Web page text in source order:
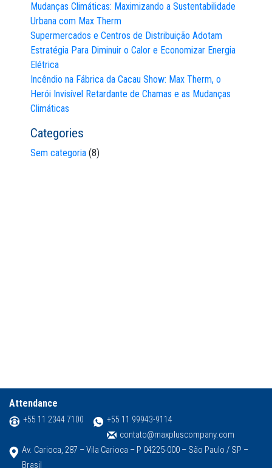
Mudanças Climáticas: Maximizando a Sustentabilidade
Urbana com Max Therm
Supermercados e Centros de Distribuição Adotam
Estratégia Para Diminuir o Calor e Economizar Energia
Elétrica
Incêndio na Fábrica da Cacau Show: Max Therm, o
Herói Invisível Retardante de Chamas e as Mudanças
Climáticas
Categories
Sem categoria (8)
Attendance
+55 11 2344 7100 +55 11 99943-9114
contato@maxpluscompany.com
Av. Carioca, 287 – Vila Carioca – P 04225-000 – São Paulo / SP –
Brasil